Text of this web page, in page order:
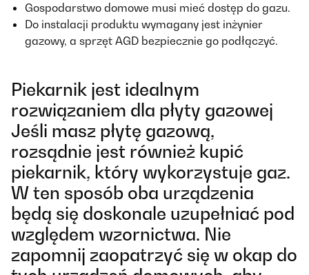
Gospodarstwo domowe musi mieć dostęp do gazu.
Do instalacji produktu wymagany jest inżynier
gazowy, a sprzęt AGD bezpiecznie go podłączyć.
Piekarnik jest idealnym
rozwiązaniem dla płyty gazowej
Jeśli masz płytę gazową,
rozsądnie jest również kupić
piekarnik, który wykorzystuje gaz.
W ten sposób oba urządzenia
będą się doskonale uzupełniać pod
względem wzornictwa. Nie
zapomnij zaopatrzyć się w okap do